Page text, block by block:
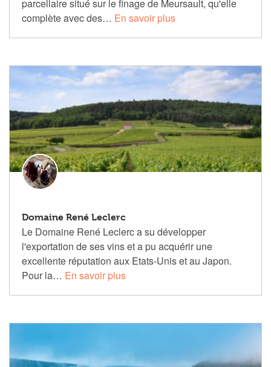
parcellaire situé sur le finage de Meursault, qu'elle
complète avec des… En savoir plus
Domaine René Leclerc
Le Domaine René Leclerc a su développer
l'exportation de ses vins et a pu acquérir une
excellente réputation aux Etats-Unis et au Japon.
Pour la… En savoir plus